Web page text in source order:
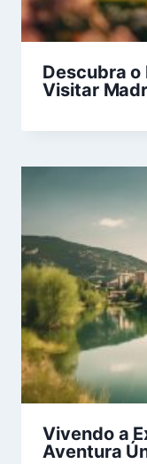
Descubra
Visitar
Vivendo a
Aventura